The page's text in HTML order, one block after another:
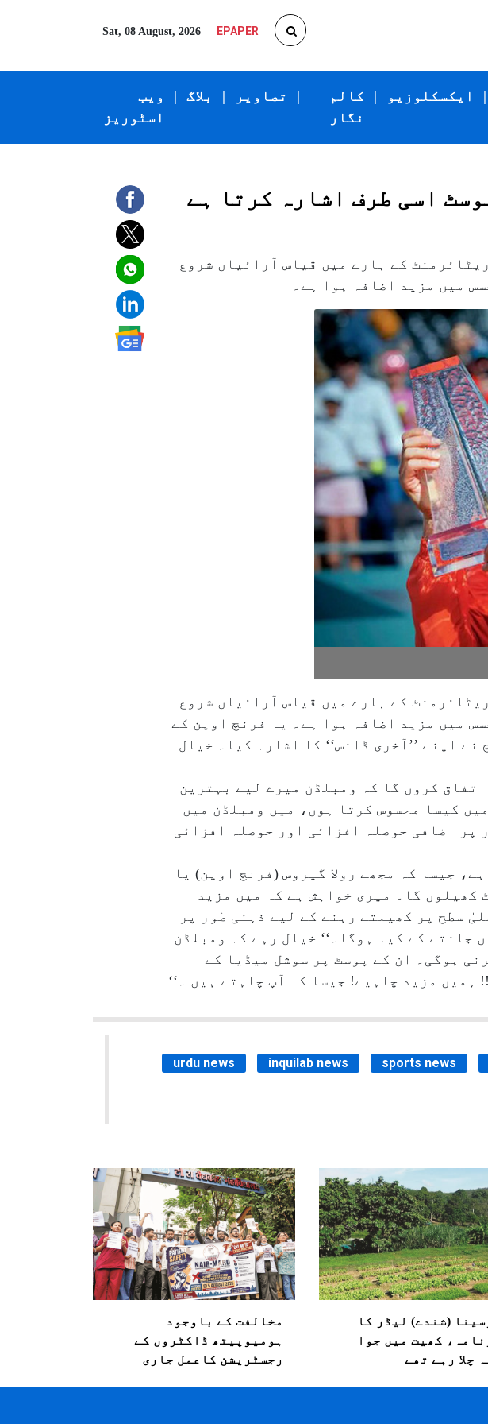
Sat, 08 August, 2026 EPAPER
ویب
اسٹوریز
| بلاگ | تصاویر |
کالم
نگار
| ایکسکلوزیو |
اسی طرف اشارہ کرتا ہے
کے بارے میں قیاس آرائیاں شروع
میں مزید اضافہ ہوا ہے۔
کے بارے میں قیاس آرائیاں شروع
میں مزید اضافہ ہوا ہے۔ یہ فرنچ اوپن کے
اپنے ’’آخری ڈانس‘‘ کا اشارہ کیا۔ خیال
کروں گا کہ ومبلڈن میرے لیے بہترین
میں کیسا محسوس کرتا ہوں، میں ومبلڈن میں
پر اضافی حوصلہ افزائی اور حوصلہ افزائی
جیسا کہ مجھے رولا گیروس (فرنچ اوپن) یا
کھیلوں گا۔ میری خواہش ہے کہ میں مزید
سطح پر کھیلتے رہنے کے لیے ذہنی طور پر
جانتے کے کیا ہوگا۔‘‘ خیال رہے کہ ومبلڈن
ہوگی۔ ان کے پوسٹ پر سوشل میڈیا کے
ہمیں مزید چاہیے! جیسا کہ آپ چاہتے ہیں ۔‘‘
urdu news inquilab news sports news
(شندے) لیڈر کا
کھیت میں جوا
چلا رہے تھے
مخالفت کے باوجود
ہومیوپیتھ ڈاکٹروں کے
رجسٹریشن کاعمل جاری